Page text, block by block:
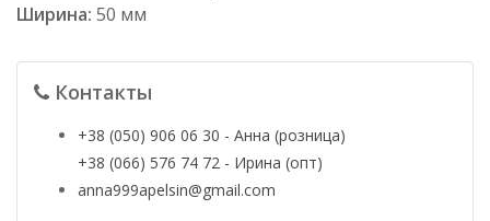
Ширина: 50 мм
Контакты
+38 (050) 906 06 30 - Анна (розница)
+38 (066) 576 74 72 - Ирина (опт)
anna999apelsin@gmail.com